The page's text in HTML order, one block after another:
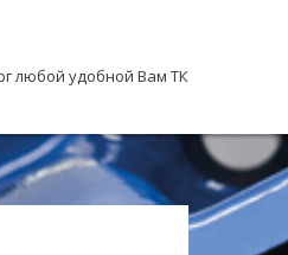
любой удобной Вам ТК